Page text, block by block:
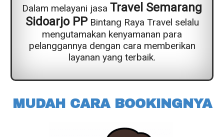
Dalam melayani jasa Travel Semarang
Sidoarjo PPBintang Raya Travel selalu
mengutamakan kenyamanan para
pelanggannya dengan cara memberikan
layanan yang terbaik.
MUDAH CARA BOOKINGNYA